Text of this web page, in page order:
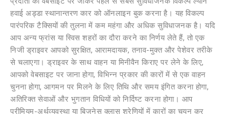
हवाई अड्डा स्थानान्तरण कार को ऑनलाइन बुक करना है। यह विकल्प
पारंपरिक टैक्सियों की तुलना में कम महंगा और अधिक सुविधाजनक है। यदि
आप अन्य फ्रांस या स्विस शहरों का दौरा करने का निर्णय लेते हैं, तो एक
निजी ड्राइवर आपको सुरक्षित, आरामदायक, तनाव-मुक्त और पेशेवर तरीके
से चलाएगा। ड्राइवर के साथ वाहन या मिनीवैन किराए पर लेने के लिए,
आपको वेबसाइट पर जाना होगा, विभिन्न प्रकार की कारों में से एक वाहन
चुनना होगा, आगमन पर मिलने के लिए तिथि और समय इंगित करना होगा,
अतिरिक्त सेवाओं और भुगतान विधियों को निर्दिष्ट करना होगा। आप
प्रीमियम-अर्थव्यवस्था या बिजनेस क्लास श्रेणियों में कारों का चयन कर